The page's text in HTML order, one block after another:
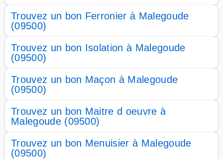
Trouvez un bon Ferronier à Malegoude
(09500)
Trouvez un bon Isolation à Malegoude
(09500)
Trouvez un bon Maçon à Malegoude
(09500)
Trouvez un bon Maitre d oeuvre à
Malegoude (09500)
Trouvez un bon Menuisier à Malegoude
(09500)